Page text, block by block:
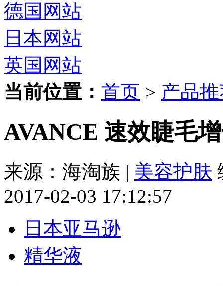
德国网站
日本网站
英国网站
当前位置： 首页 > 产品
AVANCE 速效睫毛
来源：海淘族 | 美容护肤
2017-02-03 17:12:57
日本亚马逊
精华液